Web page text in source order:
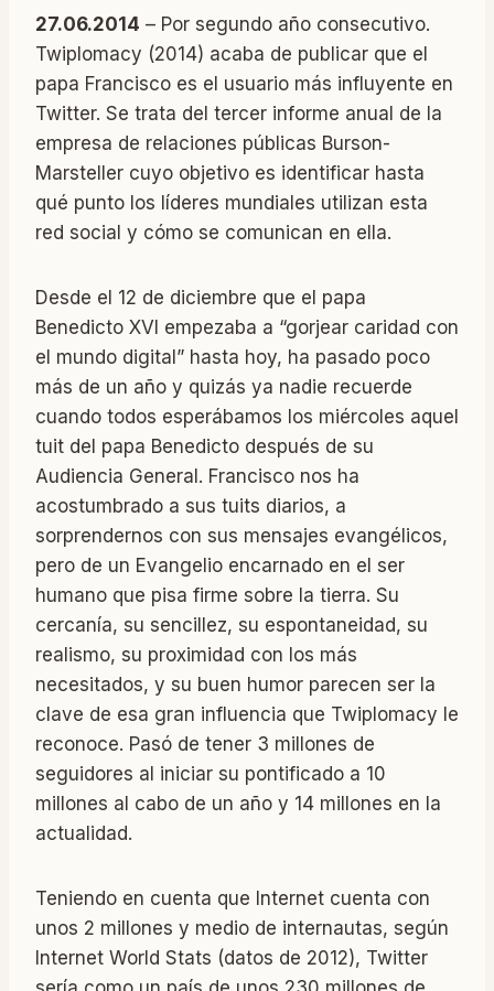
27.06.2014 – Por segundo año consecutivo.
Twiplomacy (2014) acaba de publicar que el
papa Francisco es el usuario más influyente en
Twitter. Se trata del tercer informe anual de la
empresa de relaciones públicas Burson-
Marsteller cuyo objetivo es identificar hasta
qué punto los líderes mundiales utilizan esta
red social y cómo se comunican en ella.
Desde el 12 de diciembre que el papa
Benedicto XVI empezaba a “gorjear caridad con
el mundo digital” hasta hoy, ha pasado poco
más de un año y quizás ya nadie recuerde
cuando todos esperábamos los miércoles aquel
tuit del papa Benedicto después de su
Audiencia General. Francisco nos ha
acostumbrado a sus tuits diarios, a
sorprendernos con sus mensajes evangélicos,
pero de un Evangelio encarnado en el ser
humano que pisa firme sobre la tierra. Su
cercanía, su sencillez, su espontaneidad, su
realismo, su proximidad con los más
necesitados, y su buen humor parecen ser la
clave de esa gran influencia que Twiplomacy le
reconoce. Pasó de tener 3 millones de
seguidores al iniciar su pontificado a 10
millones al cabo de un año y 14 millones en la
actualidad.
Teniendo en cuenta que Internet cuenta con
unos 2 millones y medio de internautas, según
Internet World Stats (datos de 2012), Twitter